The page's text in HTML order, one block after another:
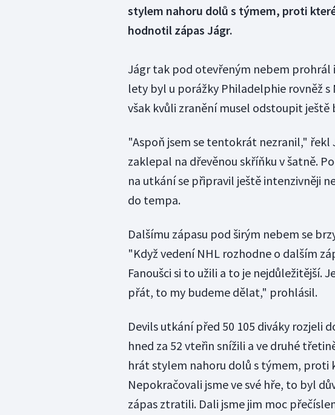
stylem nahoru dolů s týmem, proti
hodnotil zápas Jágr.
Jágr tak pod otevřeným nebem prohrál
lety byl u porážky Philadelphie rovněž s
však kvůli zranění musel odstoupit ještě
"Aspoň jsem se tentokrát nezranil," řekl
zaklepal na dřevěnou skříňku v šatně.
na utkání se připravil ještě intenzivněji
do tempa.
Dalšímu zápasu pod širým nebem se
"Když vedení NHL rozhodne o dalším
Fanoušci si to užili a to je nejdůležitější.
přát, to my budeme dělat," prohlásil.
Devils utkání před 50 105 diváky rozjeli
hned za 52 vteřin snížili a ve druhé
hrát stylem nahoru dolů s týmem, proti
Nepokračovali jsme ve své hře, to byl
zápas ztratili. Dali jsme jim moc